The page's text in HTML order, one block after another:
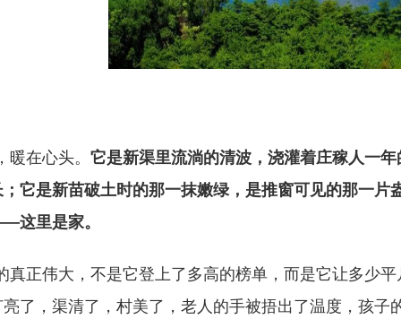
暖在心头。它是新渠里流淌的清波，浇灌着庄稼人一
它是新苗破土时的那一抹嫩绿，是推窗可见的那一
这里是家。
真正伟大，不是它登上了多高的榜单，而是它让多少
了，渠清了，村美了，老人的手被捂出了温度，孩子